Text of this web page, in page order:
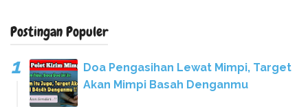
Postingan Populer
Doa Pengasihan Lewat Mimpi, Target
Akan Mimpi Basah Denganmu